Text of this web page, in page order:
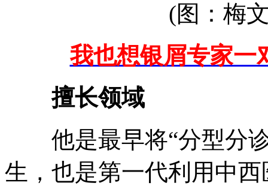
(图：梅文
我也想银屑专家一
擅长领域
他是最早将“分型分诊
生，也是第一代利用中